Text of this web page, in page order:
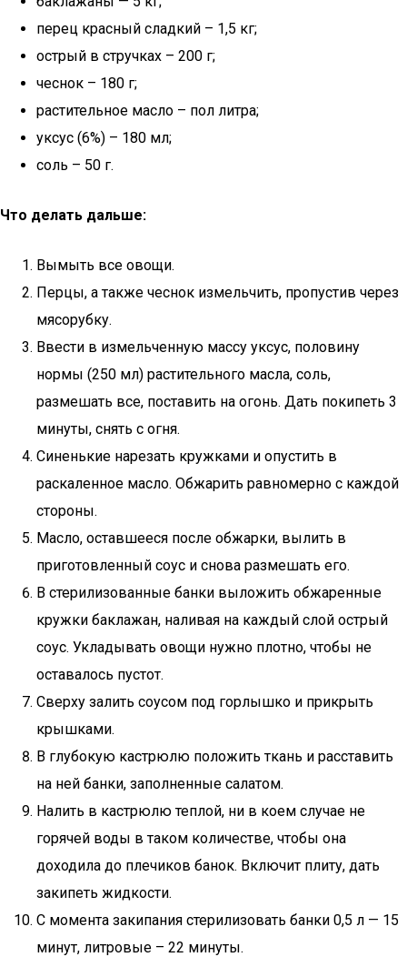
перец красный сладкий – 1,5 кг;
острый в стручках – 200 г;
чеснок – 180 г;
растительное масло – пол литра;
уксус (6%) – 180 мл;
соль – 50 г.
Что делать дальше:
Вымыть все овощи.
Перцы, а также чеснок измельчить, пропустив через
мясорубку.
Ввести в измельченную массу уксус, половину
нормы (250 мл) растительного масла, соль,
размешать все, поставить на огонь. Дать покипеть 3
минуты, снять с огня.
Синенькие нарезать кружками и опустить в
раскаленное масло. Обжарить равномерно с каждой
стороны.
Масло, оставшееся после обжарки, вылить в
приготовленный соус и снова размешать его.
В стерилизованные банки выложить обжаренные
кружки баклажан, наливая на каждый слой острый
соус. Укладывать овощи нужно плотно, чтобы не
оставалось пустот.
Сверху залить соусом под горлышко и прикрыть
крышками.
В глубокую кастрюлю положить ткань и расставить
на ней банки, заполненные салатом.
Налить в кастрюлю теплой, ни в коем случае не
горячей воды в таком количестве, чтобы она
доходила до плечиков банок. Включит плиту, дать
закипеть жидкости.
С момента закипания стерилизовать банки 0,5 л — 15
минут, литровые – 22 минуты.